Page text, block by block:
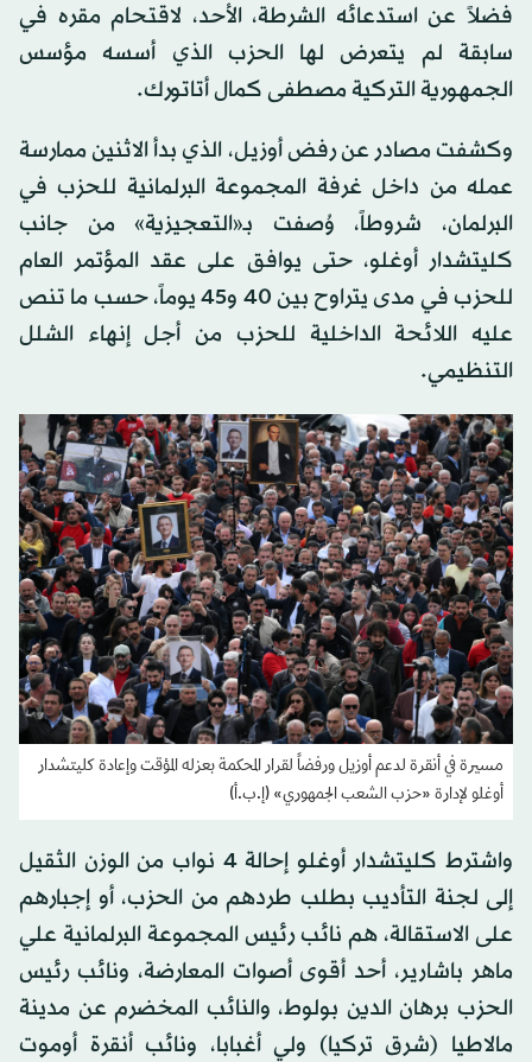
فضلاً عن استدعائه الشرطة، الأحد، لاقتحام مقره في
سابقة لم يتعرض لها الحزب الذي أسسه مؤسس
الجمهورية التركية مصطفى كمال أتاتورك.
وكشفت مصادر عن رفض أوزيل، الذي بدأ الاثنين ممارسة
عمله من داخل غرفة المجموعة البرلمانية للحزب في
البرلمان، شروطاً، وُصفت بـ«التعجيزية» من جانب
كليتشدار أوغلو، حتى يوافق على عقد المؤتمر العام
للحزب في مدى يتراوح بين 40 و45 يوماً، حسب ما تنص
عليه اللائحة الداخلية للحزب من أجل إنهاء الشلل
التنظيمي.
مسيرة في أنقرة لدعم أوزيل ورفضاً لقرار المحكمة بعزله المؤقت وإعادة كليتشدار
أوغلو لإدارة «حزب الشعب الجمهوري» (إ.ب.أ)
واشترط كليتشدار أوغلو إحالة 4 نواب من الوزن الثقيل
إلى لجنة التأديب بطلب طردهم من الحزب، أو إجبارهم
على الاستقالة، هم نائب رئيس المجموعة البرلمانية علي
ماهر باشارير، أحد أقوى أصوات المعارضة، ونائب رئيس
الحزب برهان الدين بولوط، والنائب المخضرم عن مدينة
مالاطيا (شرق تركيا) ولي أغبابا، ونائب أنقرة أوموت